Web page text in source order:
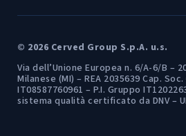
© 2026 Cerved Group S.p.A. u.s.
Via dell’Unione Europea n. 6/A-6/B –
Milanese (MI) – REA 2035639 Cap. Soc.
IT08587760961 – P.I. Gruppo
sistema qualità certificato da DNV –